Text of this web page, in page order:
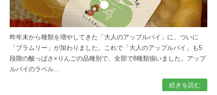
昨年末から種類を増やしてきた「大人のアップルパイ」に、ついに
「ブラムリー」が加わりました。これで「大人のアップルパイ」も5
段階の酸っぱさ×りんごの品種別で、全部で8種類揃いました。アップ
ルパイのラベル...
続きを読む